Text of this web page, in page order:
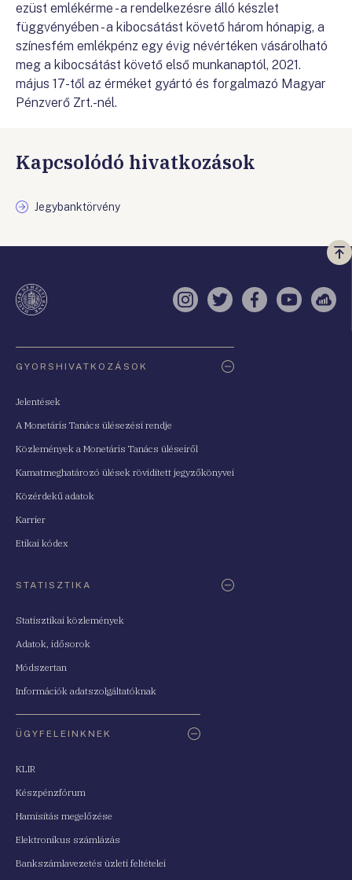
ezüst emlékérme - a rendelkezésre álló készlet
függvényében - a kibocsátást követő három hónapig, a
színesfém emlékpénz egy évig névértéken vásárolható
meg a kibocsátást követő első munkanaptól, 2021.
május 17-től az érméket gyártó és forgalmazó Magyar
Pénzverő Zrt.-nél.
Kapcsolódó hivatkozások
Jegybanktörvény
a
Instagram
TwitterFacebook
YouTube
GYORSHIVATKOZÁSOK
Jelentések
A Monetáris Tanács ülésezési rendje
Közlemények a Monetáris Tanács üléseiről
Kamatmeghatározó ülések rövidített jegyzőkönyvei
Közérdekű adatok
Karrier
Etikai kódex
STATISZTIKA
Statisztikai közlemények
Adatok, idősorok
Módszertan
Információk adatszolgáltatóknak
ÜGYFELEINKNEK
KLIR
Készpénzfórum
Hamisítás megelőzése
Elektronikus számlázás
Bankszámlavezetés üzleti feltételei